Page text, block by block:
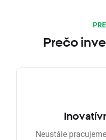
Prečo
Neustále